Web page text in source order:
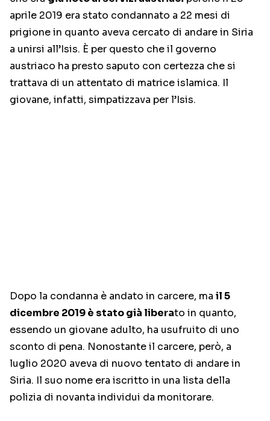
aprile 2019 era stato condannato a 22 mesi di
prigione in quanto aveva cercato di andare in Siria
a unirsi all’Isis. È per questo che il governo
austriaco ha presto saputo con certezza che si
trattava di un attentato di matrice islamica. Il
giovane, infatti, simpatizzava per l’Isis.
Dopo la condanna è andato in carcere, ma il 5
dicembre 2019 è stato già liberato in quanto,
essendo un giovane adulto, ha usufruito di uno
sconto di pena. Nonostante il carcere, però, a
luglio 2020 aveva di nuovo tentato di andare in
Siria. Il suo nome era iscritto in una lista della
polizia di novanta individui da monitorare.